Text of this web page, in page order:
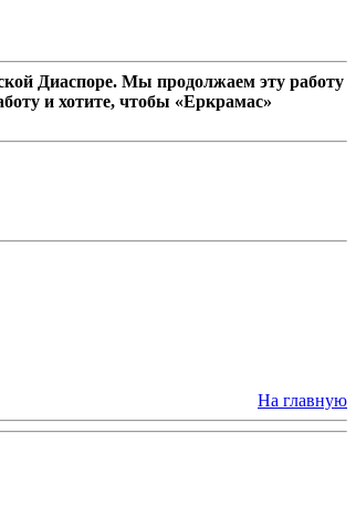
Диаспоре. Мы продолжаем эту работу
и хотите, чтобы «Еркрамас»
На главную